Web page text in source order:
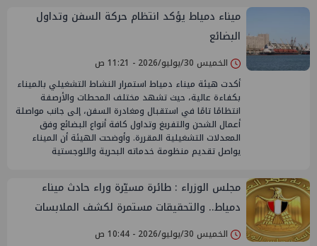
ميناء دمياط يؤكد انتظام حركة السفن وتداول
البضائع
الخميس 30/يوليو/2026 - 11:21 ص
​أكدت هيئة ميناء دمياط استمرار النشاط التشغيلي بالميناء
بكفاءة عالية، حيث تشهد مختلف المحطات والأرصفة
انتظامًا تامًا في استقبال ومغادرة السفن، إلى جانب مواصلة
أعمال الشحن والتفريغ وتداول كافة أنواع البضائع وفق
المعدلات التشغيلية المقررة. ​وأوضحت الهيئة أن الميناء
يواصل تقديم منظومة خدماته البحرية واللوجستية
مجلس الوزراء : طائرة مسيّرة وراء حادث ميناء
دمياط.. والتحقيقات مستمرة لكشف الملابسات
الخميس 30/يوليو/2026 - 10:44 ص